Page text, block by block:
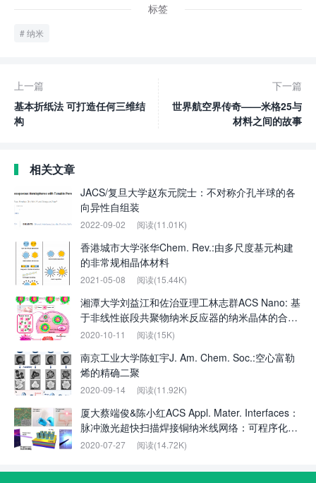
标签
纳米
上一篇
基本折纸法 可打造任何三维结
构
下一篇
世界航空界传奇——米格25与
材料之间的故事
相关文章
JACS/复旦大学赵东元院士：不对称介孔半球的各
向异性自组装
2022-09-02 阅读(11.01K)
香港城市大学张华Chem. Rev.:由多尺度基元构建
的非常规相晶体材料
2021-05-08 阅读(15.44K)
湘潭大学刘益江和佐治亚理工林志群ACS Nano: 基
于非线性嵌段共聚物纳米反应器的纳米晶体的合
成、性能和应用
2020-10-11 阅读(15K)
南京工业大学陈虹宇J. Am. Chem. Soc.:空心富勒
烯的精确二聚
2020-09-14 阅读(11.92K)
厦大蔡端俊&陈小红ACS Appl. Mater. Interfaces：
脉冲激光超快扫描焊接铜纳米线网络：可程序化直
写透明柔性电路
2020-07-27 阅读(14.72K)